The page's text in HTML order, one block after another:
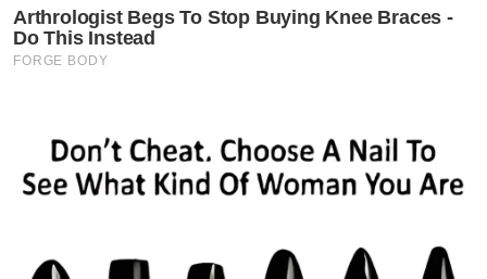
turut meluangkan masa melawat adik Aidafatini di kediamannya
di Arau, Perlis.